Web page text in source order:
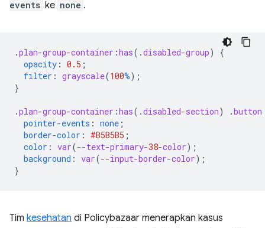
events ke none .
.plan-group-container :has( .disabled-group)
{
opacity : 0.5 ;
filter : grayscale(100%);
}
.plan-group-container :has( .disabled-section) .button
pointer-events : none ;
border-color : #B5B5B5 ;
color : var(--text-primary-38-color);
background : var(--input-border-color);
}
Tim kesehatan di Policybazaar menerapkan kasus